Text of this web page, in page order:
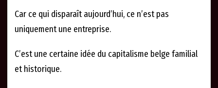
Car ce qui disparaît aujourd’hui, ce n’est pas
uniquement une entreprise.
C’est une certaine idée du capitalisme belge familial
et historique.